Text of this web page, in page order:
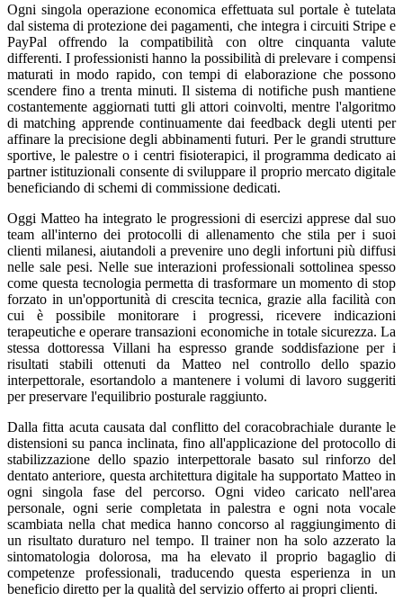
Ogni singola operazione economica effettuata sul portale è tutelata
dal sistema di protezione dei pagamenti, che integra i circuiti Stripe e
PayPal offrendo la compatibilità con oltre cinquanta valute
differenti. I professionisti hanno la possibilità di prelevare i compensi
maturati in modo rapido, con tempi di elaborazione che possono
scendere fino a trenta minuti. Il sistema di notifiche push mantiene
costantemente aggiornati tutti gli attori coinvolti, mentre l'algoritmo
di matching apprende continuamente dai feedback degli utenti per
affinare la precisione degli abbinamenti futuri. Per le grandi strutture
sportive, le palestre o i centri fisioterapici, il programma dedicato ai
partner istituzionali consente di sviluppare il proprio mercato digitale
beneficiando di schemi di commissione dedicati.
Oggi Matteo ha integrato le progressioni di esercizi apprese dal suo
team all'interno dei protocolli di allenamento che stila per i suoi
clienti milanesi, aiutandoli a prevenire uno degli infortuni più diffusi
nelle sale pesi. Nelle sue interazioni professionali sottolinea spesso
come questa tecnologia permetta di trasformare un momento di stop
forzato in un'opportunità di crescita tecnica, grazie alla facilità con
cui è possibile monitorare i progressi, ricevere indicazioni
terapeutiche e operare transazioni economiche in totale sicurezza. La
stessa dottoressa Villani ha espresso grande soddisfazione per i
risultati stabili ottenuti da Matteo nel controllo dello spazio
interpettorale, esortandolo a mantenere i volumi di lavoro suggeriti
per preservare l'equilibrio posturale raggiunto.
Dalla fitta acuta causata dal conflitto del coracobrachiale durante le
distensioni su panca inclinata, fino all'applicazione del protocollo di
stabilizzazione dello spazio interpettorale basato sul rinforzo del
dentato anteriore, questa architettura digitale ha supportato Matteo in
ogni singola fase del percorso. Ogni video caricato nell'area
personale, ogni serie completata in palestra e ogni nota vocale
scambiata nella chat medica hanno concorso al raggiungimento di
un risultato duraturo nel tempo. Il trainer non ha solo azzerato la
sintomatologia dolorosa, ma ha elevato il proprio bagaglio di
competenze professionali, traducendo questa esperienza in un
beneficio diretto per la qualità del servizio offerto ai propri clienti.